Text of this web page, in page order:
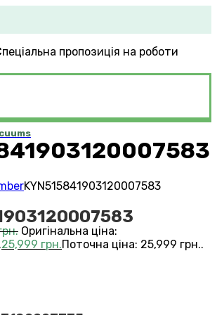
пропозиція на роботи
Оригінальна ціна:
25,999 грн.Поточна ціна: 25,999 грн..
KYN515841903120007583